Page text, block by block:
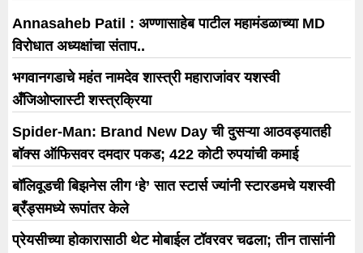
पात्र अजूनही आहेत तर काहींनी मात्र विविध
झील मेहता. या मालिकेत अभिनेत्री झीलने
आत्माराम भिडेच्या मुलीची (सोनू) भूमिका
साकारली होती. आता याच […]
Annasaheb Patil : अण्णासाहेब पाटील महामंडळाच्या MD
विरोधात अध्यक्षांचा संताप..
भगवानगडाचे महंत नामदेव शास्त्री महाराजांवर यशस्वी
अँजिओप्लास्टी शस्त्रक्रिया
Spider-Man: Brand New Day ची दुसऱ्या आठवड्यातही
बॉक्स ऑफिसवर दमदार पकड; 422 कोटी रुपयांची कमाई
बॉलिवूडची बिझनेस लीग ‘हे’ सात स्टार्स ज्यांनी स्टारडमचे यशस्वी
ब्रँड्समध्ये रूपांतर केले
प्रेयसीच्या होकारासाठी थेट मोबाईल टॉवरवर चढला; तीन तासांनी